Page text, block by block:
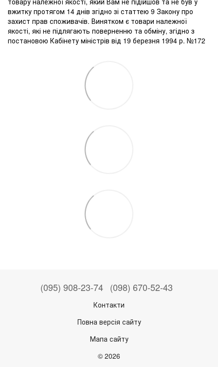
вжитку протягом 14 днів згідно зі статтею 9 Закону про
захист прав споживачів. Винятком є ​​товари належної
якості, які не підлягають поверненню та обміну, згідно з
постановою Кабінету міністрів від 19 березня 1994 р. №172
(095) 908-23-74 (098) 670-52-43
Контакти
Повна версія сайту
Мапа сайту
© 2026